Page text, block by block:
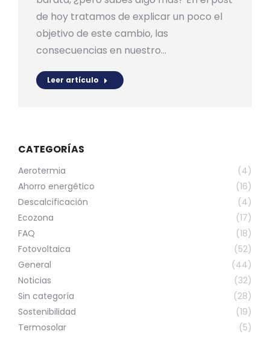
de hoy tratamos de explicar un poco el
objetivo de este cambio, las
consecuencias en nuestro…
Leer artículo
CATEGORÍAS
Aerotermia
(4)
Ahorro energético
(16)
Descalcificación
(4)
Ecozona
(17)
FAQ
(18)
Fotovoltaica
(52)
General
(44)
Noticias
(32)
Sin categoría
(28)
Sostenibilidad
(19)
Termosolar
(5)